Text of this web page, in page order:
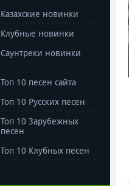
Казахские новинки
Клубные новинки
Саунтреки новинки
Топ 10 песен сайта
Топ 10 Русских песен
Топ 10 Зарубежных
песен
Топ 10 Клубных песен